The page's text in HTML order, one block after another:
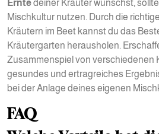
Erntedeiner Kräuter wünschst,
Mischkultur nutzen. Durch die
Kräutern im Beet kannst du das
Kräutergarten herausholen.
Zusammenspiel von verschiedenen
gesundes und ertragreiches
bei der Anlage deines eigenen
FAQ